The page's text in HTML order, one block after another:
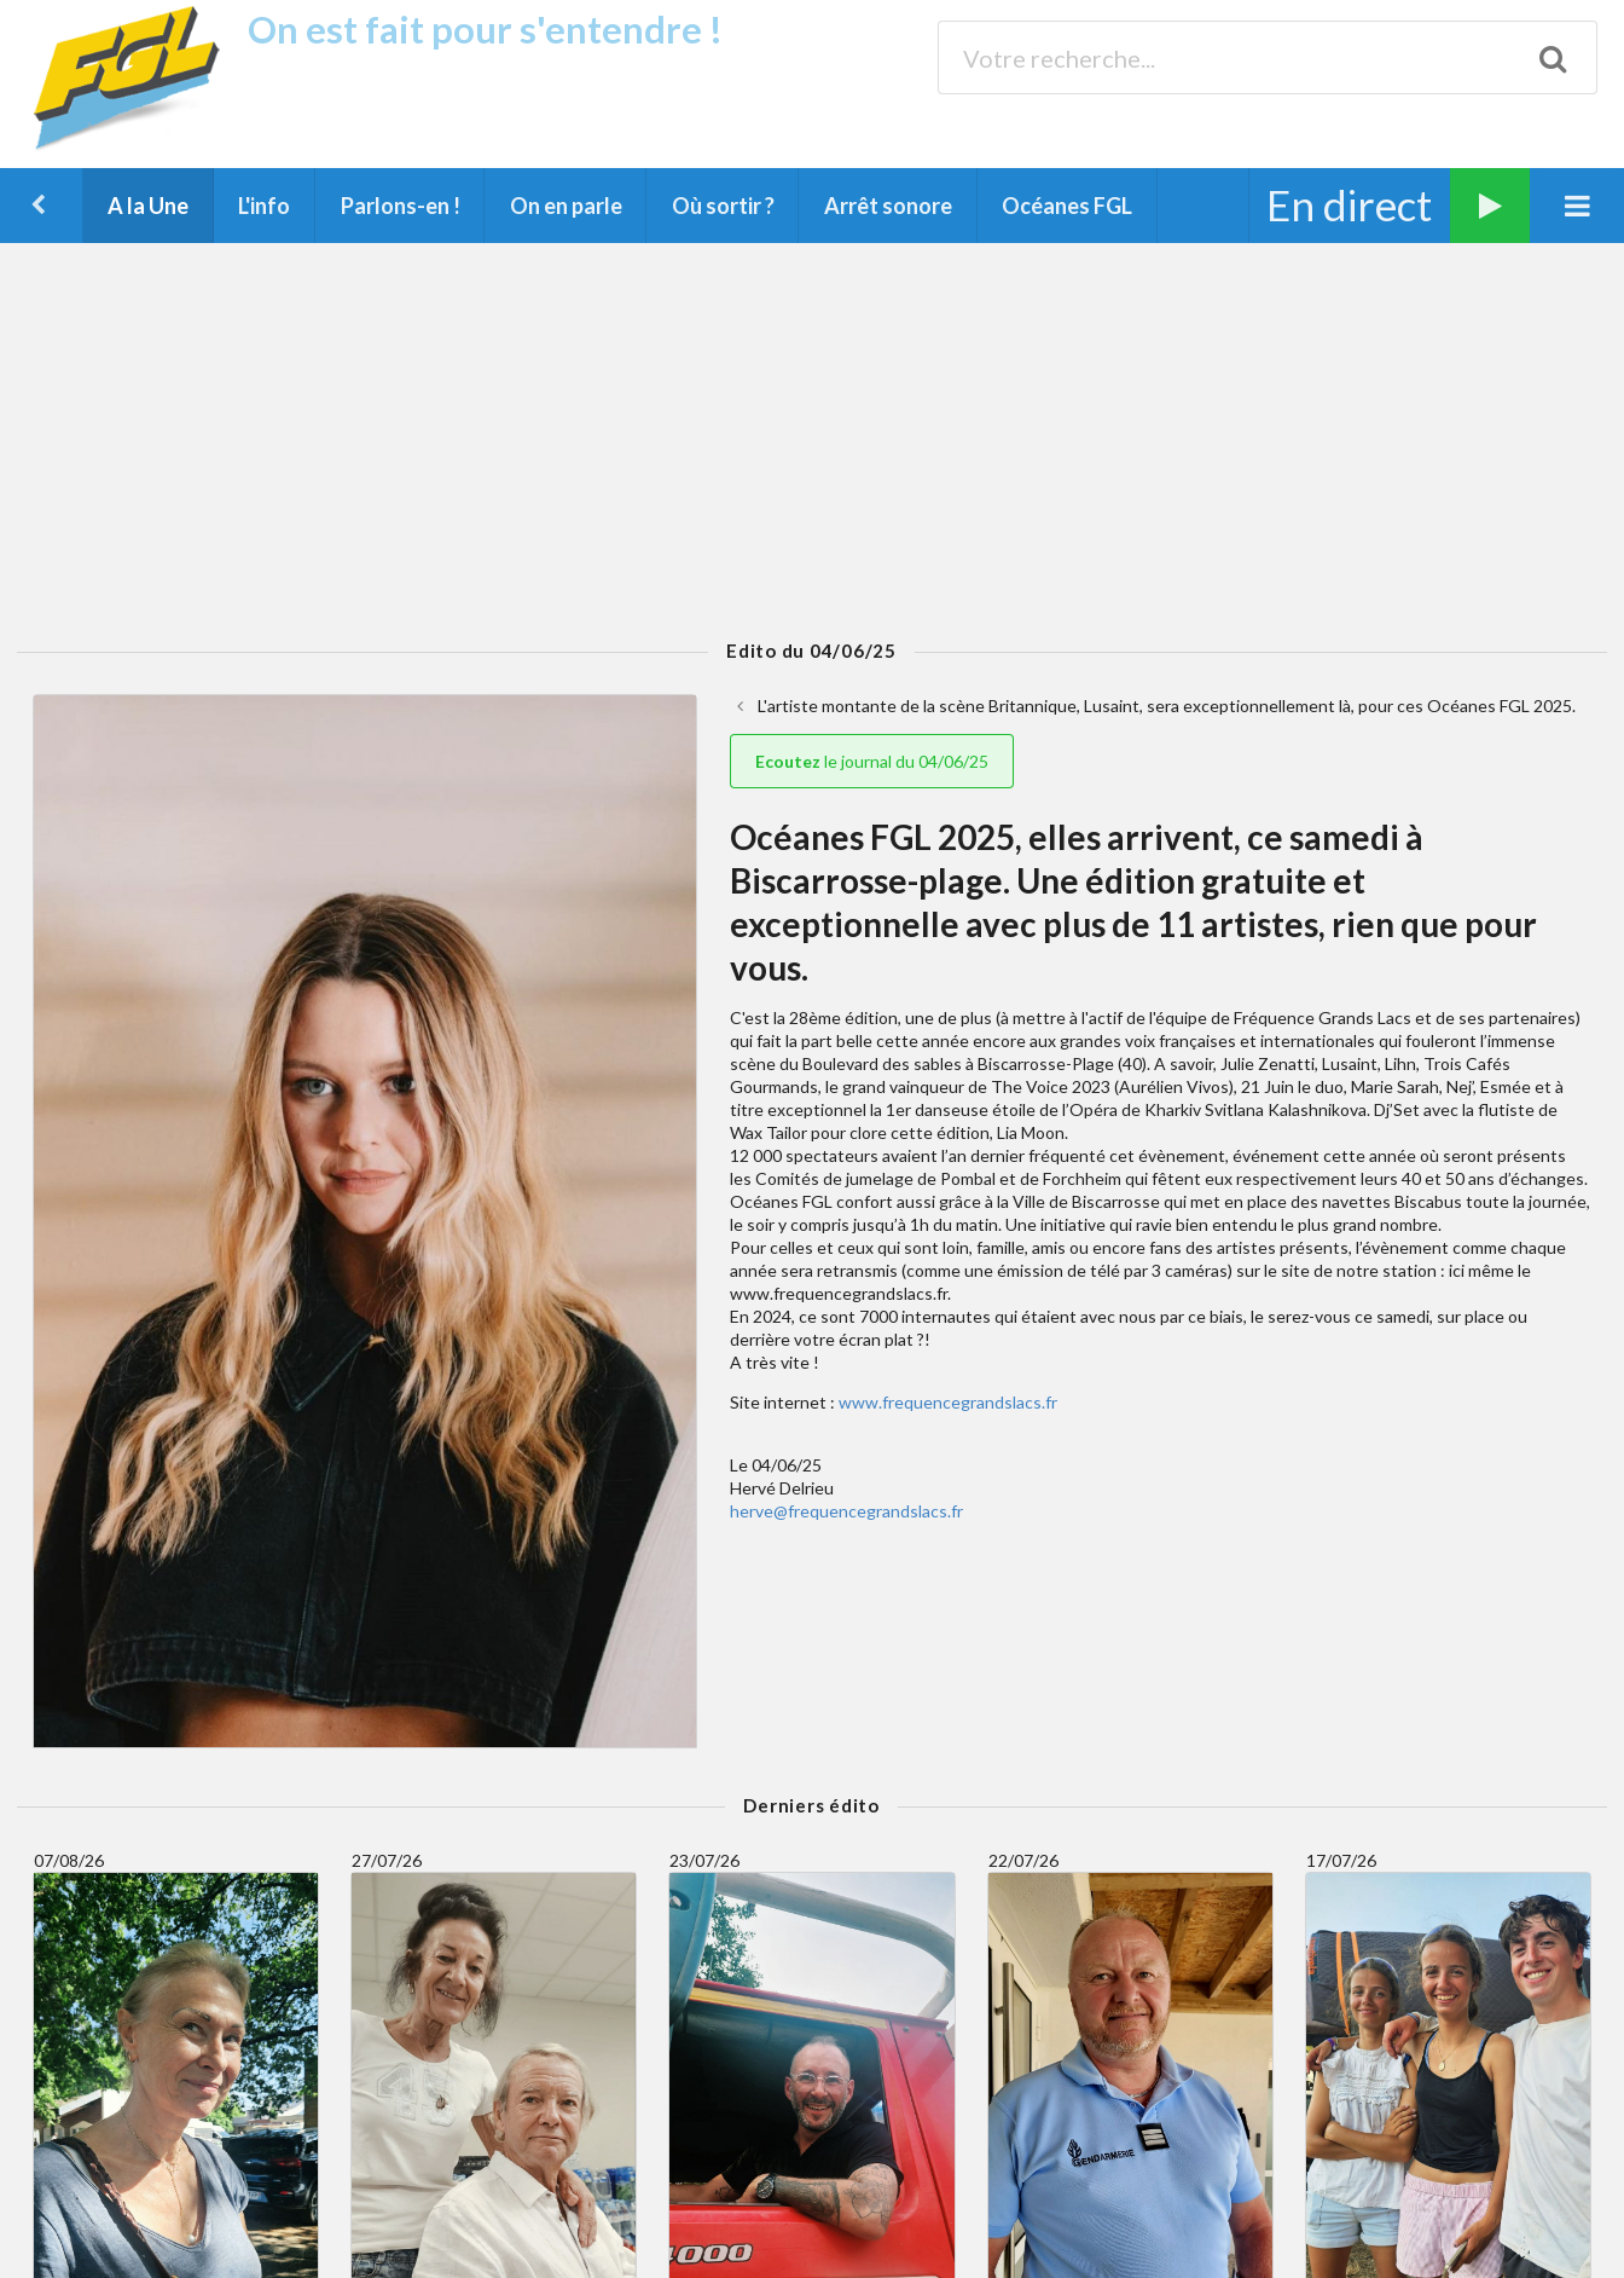
On est fait pour s'entendre !
A la Une L'info Parlons-en ! On en parle Où sortir ? Arrêt sonore Océanes FGL En direct
Edito du 04/06/25
L'artiste montante de la scène Britannique, Lusaint, sera exceptionnellement là, pour ces Océanes FGL 2025.
Ecoutez le journal du 04/06/25
Océanes FGL 2025, elles arrivent, ce samedi à
Biscarrosse-plage. Une édition gratuite et
exceptionnelle avec plus de 11 artistes, rien que pour
vous.
C'est la 28ème édition, une de plus (à mettre à l'actif de l'équipe de Fréquence Grands Lacs et de ses partenaires)
qui fait la part belle cette année encore aux grandes voix françaises et internationales qui fouleront l’immense
scène du Boulevard des sables à Biscarrosse-Plage (40). A savoir, Julie Zenatti, Lusaint, Lihn, Trois Cafés
Gourmands, le grand vainqueur de The Voice 2023 (Aurélien Vivos), 21 Juin le duo, Marie Sarah, Nej’, Esmée et à
titre exceptionnel la 1er danseuse étoile de l’Opéra de Kharkiv Svitlana Kalashnikova. Dj’Set avec la flutiste de
Wax Tailor pour clore cette édition, Lia Moon.
12 000 spectateurs avaient l’an dernier fréquenté cet évènement, événement cette année où seront présents
les Comités de jumelage de Pombal et de Forchheim qui fêtent eux respectivement leurs 40 et 50 ans d’échanges.
Océanes FGL confort aussi grâce à la Ville de Biscarrosse qui met en place des navettes Biscabus toute la journée,
le soir y compris jusqu’à 1h du matin. Une initiative qui ravie bien entendu le plus grand nombre.
Pour celles et ceux qui sont loin, famille, amis ou encore fans des artistes présents, l’évènement comme chaque
année sera retransmis (comme une émission de télé par 3 caméras) sur le site de notre station : ici même le
www.frequencegrandslacs.fr.
En 2024, ce sont 7000 internautes qui étaient avec nous par ce biais, le serez-vous ce samedi, sur place ou
derrière votre écran plat ?!
A très vite !
Site internet : www.frequencegrandslacs.fr
Le 04/06/25
Hervé Delrieu
herve@frequencegrandslacs.fr
Derniers édito
07/08/26 27/07/26 23/07/26 22/07/26 17/07/26